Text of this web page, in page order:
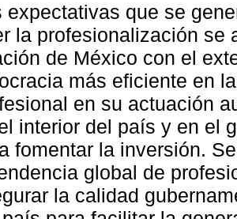
expectativas que se
la profesionalización se
de México con el
más eficiente en
en su actuación
interior del país y en el
fomentar la inversión.
global de
la calidad